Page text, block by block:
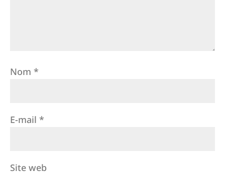
Nom *
E-mail *
Site web